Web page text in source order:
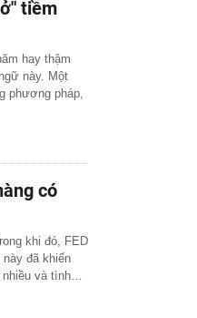
tiềm
hay thậm
này. Một
phương pháp,
có
khi đó, FED
đã khiến
nhiều và tình…